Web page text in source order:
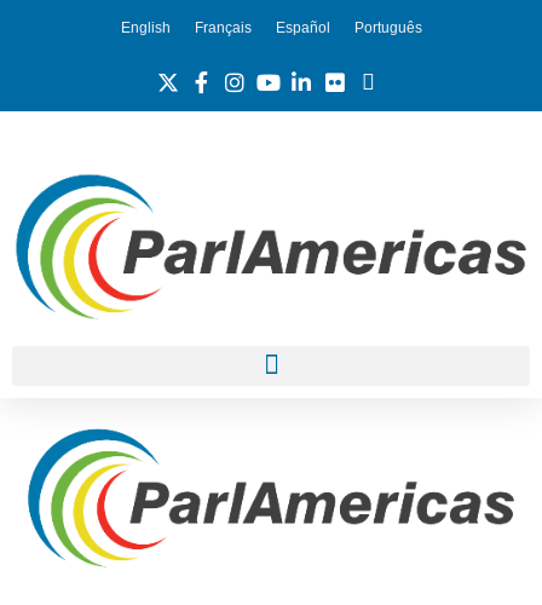
English Français Español Português